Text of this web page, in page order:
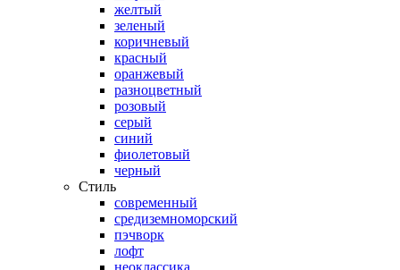
желтый
зеленый
коричневый
красный
оранжевый
разноцветный
розовый
серый
синий
фиолетовый
черный
Стиль
современный
средиземноморский
пэчворк
лофт
неоклассика